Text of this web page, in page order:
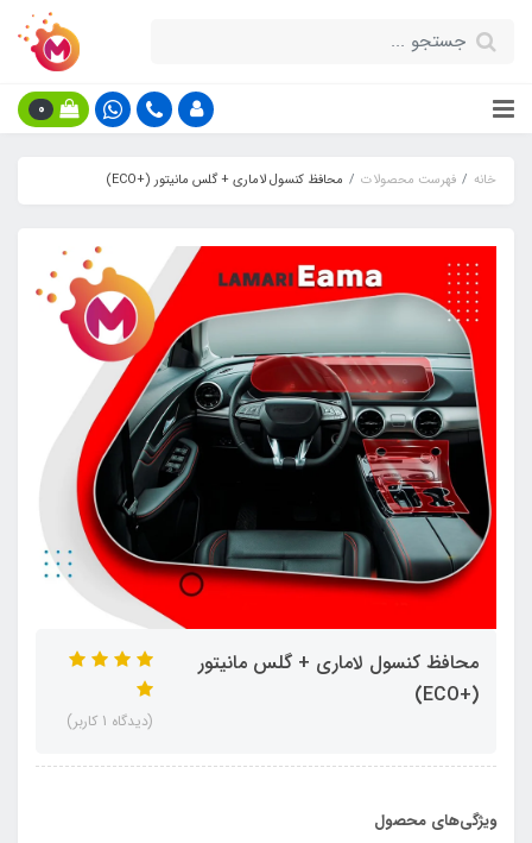
0
خانه فهرست محصولات محافظ کنسول لاماری + گلس مانیتور (+ECO)
محافظ کنسول لاماری + گلس مانیتور
(+ECO)
(دیدگاه 1 کاربر)
ویژگی‌های محصول